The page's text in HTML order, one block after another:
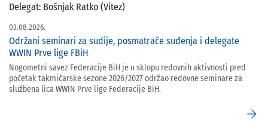
Delegat: Bošnjak Ratko (Vitez)
03.08.2026.
Održani seminari za sudije, posmatrače suđenja i delegate
WWIN Prve lige FBiH
Nogometni savez Federacije BiH je u sklopu redovnih aktivnosti pred
početak takmičarske sezone 2026/2027 održao redovne seminare za
službena lica WWIN Prve lige Federacije BiH.
arrow_forward